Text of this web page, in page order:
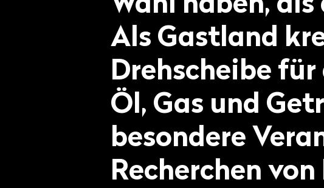
Als Gastland
Drehscheibe
Öl, Gas und
besondere
Recherchen